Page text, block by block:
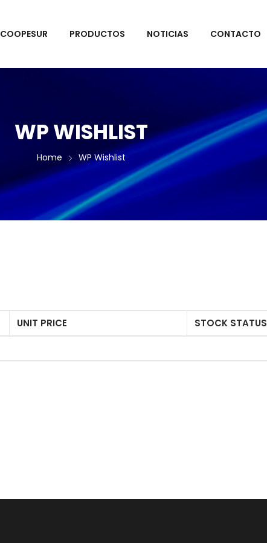
COOPESUR PRODUCTOS NOTICIAS CONTACTO
WP WISHLIST
Home WP Wishlist
UNIT PRICE STOCK STATUS